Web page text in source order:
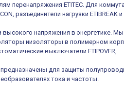
перенапряжения ETITEC. Для
разъединители нагрузки ETIBREAK и
высокого напряжения в энергетике.
иизоляторы в полимерном
выключатели ETIPOVER,
предназначены для защиты
тока и частоты.